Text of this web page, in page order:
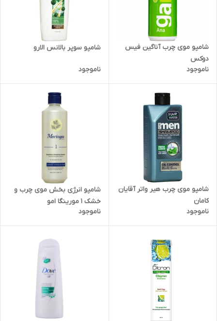
شامپو موی چرب آناگین فیس
دوکس
ناموجود
شامپو سوپر بالانس الارو
ناموجود
شامپو موی چرب هیر واتر آقایان
کامان
ناموجود
شامپو انرژی بخش موی چرب و
خشک 1 مورینگا امو
ناموجود